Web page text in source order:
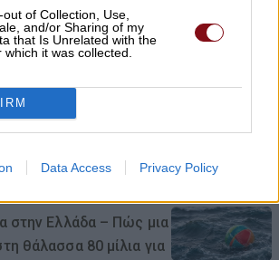
of Collection, Use,
and/or Sharing of my
that Is Unrelated with the
it was collected.
Data Access Privacy Policy
τα φώτα του
σε Τύρναβο,
Βρυότοπο και
στην Ελλάδα – Πώς μια
θάλασσα 80 μίλια για